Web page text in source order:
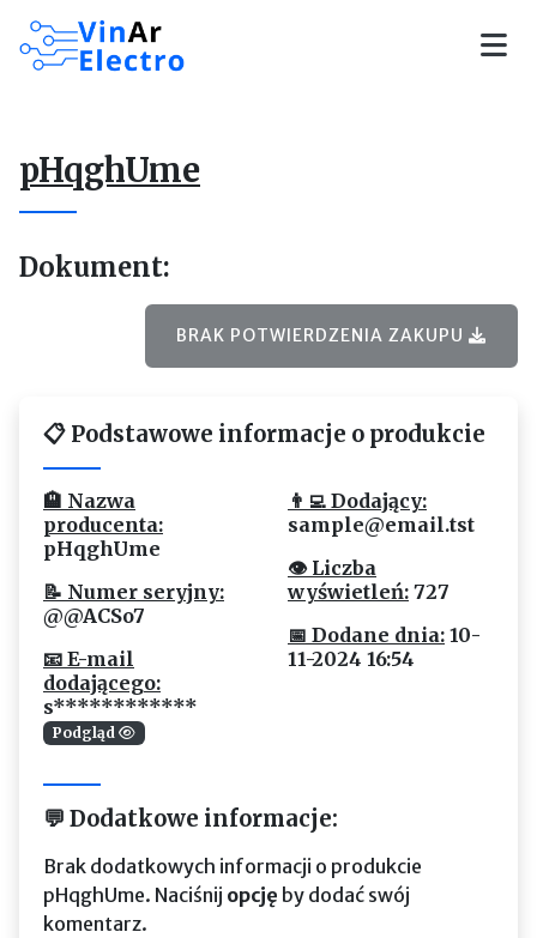
pHqghUme
Dokument:
BRAK POTWIERDZENIA ZAKUPU
📋 Podstawowe informacje o produkcie
🏨 Nazwa
producenta:
pHqghUme
📝 Numer seryjny:
@@ACSo7
📧 E-mail
dodającego:
s************
Podgląd
👨‍💻 Dodający:
sample@email.tst
👁 Liczba
wyświetleń: 727
📅 Dodane dnia: 10-
11-2024 16:54
💬 Dodatkowe informacje:
Brak dodatkowych informacji o produkcie
pHqghUme. Naciśnij opcję by dodać swój
komentarz.